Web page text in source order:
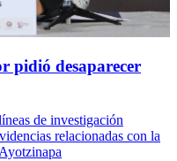
pidió desaparecer
de investigación
relacionadas con la